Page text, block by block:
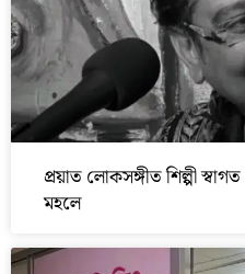
প্রয়াত লোকসঙ্গীত শিল্পী
মহলে